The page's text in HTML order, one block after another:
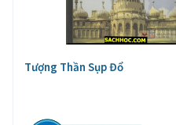
Tượng Thần Sụp Đổ